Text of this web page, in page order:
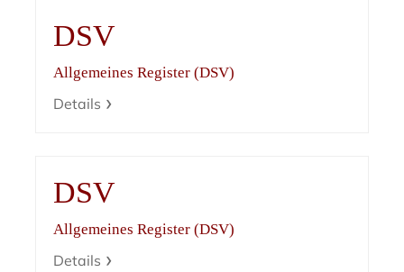
DSV
Allgemeines Register (DSV)
Details
DSV
Allgemeines Register (DSV)
Details